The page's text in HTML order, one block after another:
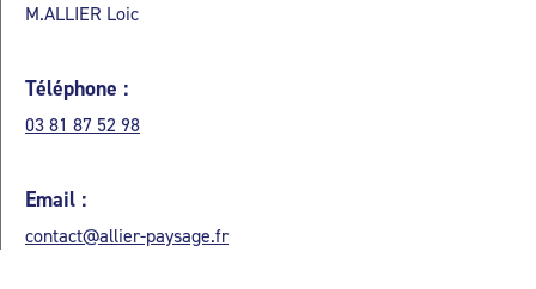
M.ALLIER Loic
Téléphone :
03 81 87 52 98
Email :
contact@allier-paysage.fr